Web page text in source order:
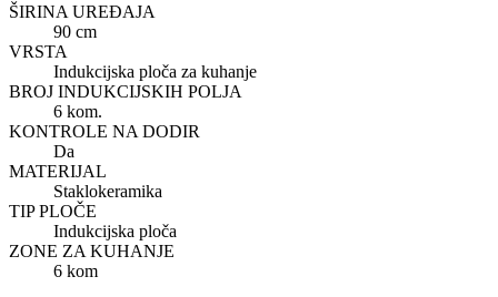
ŠIRINA UREĐAJA
90 cm
VRSTA
Indukcijska ploča za kuhanje
BROJ INDUKCIJSKIH POLJA
6 kom.
KONTROLE NA DODIR
Da
MATERIJAL
Staklokeramika
TIP PLOČE
Indukcijska ploča
ZONE ZA KUHANJE
6 kom